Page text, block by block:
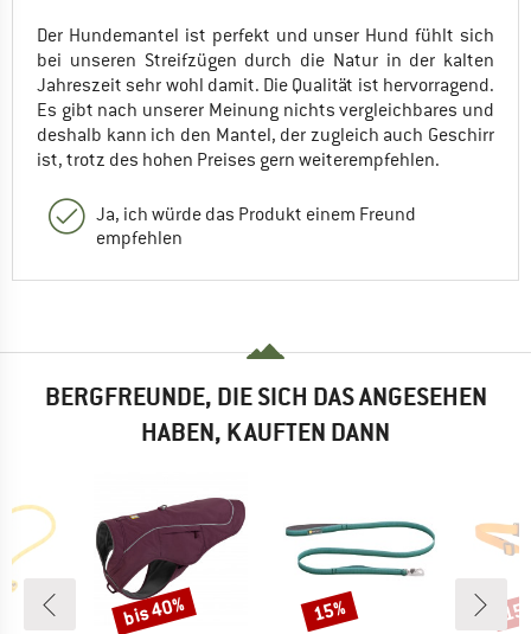
Der Hundemantel ist perfekt und unser Hund fühlt sich
bei unseren Streifzügen durch die Natur in der kalten
Jahreszeit sehr wohl damit. Die Qualität ist hervorragend.
Es gibt nach unserer Meinung nichts vergleichbares und
deshalb kann ich den Mantel, der zugleich auch Geschirr
ist, trotz des hohen Preises gern weiterempfehlen.
Ja, ich würde das Produkt einem Freund
empfehlen
BERGFREUNDE, DIE SICH DAS ANGESEHEN
HABEN, KAUFTEN DANN
Rabatt
bis 40% Rabatt
15%